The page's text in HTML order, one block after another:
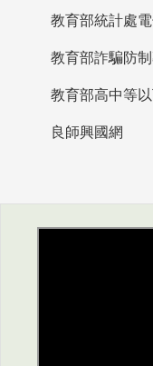
教育部詐騙防
良師興國網